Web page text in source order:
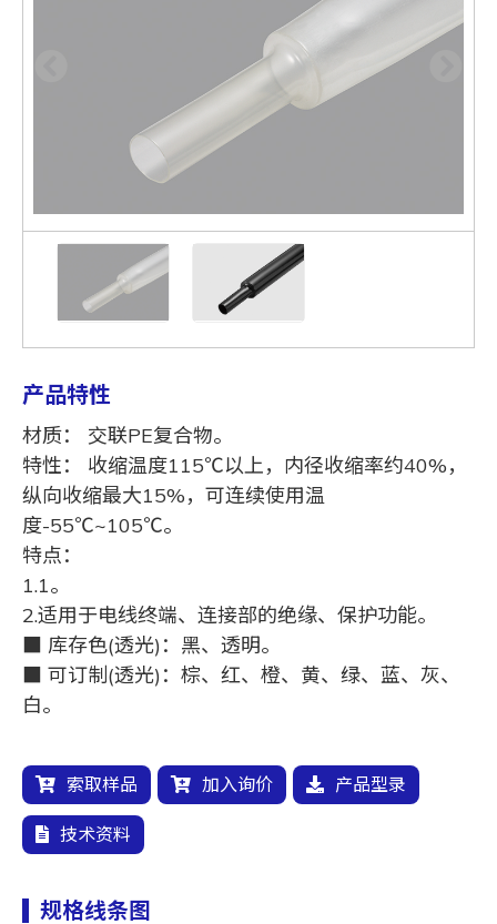
产品特性
材质： 交联PE复合物。
特性： 收缩温度115℃以上，内径收缩率约40%，
纵向收缩最大15%，可连续使用温
度-55℃~105℃。
特点：
1.1。
2.适用于电线终端、连接部的绝缘、保护功能。
■ 库存色(透光)：黑、透明。
■ 可订制(透光)：棕、红、橙、黄、绿、蓝、灰、
白。
索取样品 加入询价 产品型录
技术资料
规格线条图